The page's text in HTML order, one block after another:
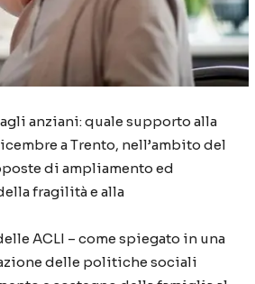
anziani: quale supporto alla
a Trento, nell’ambito del
di ampliamento ed
fragilità e alla
ACLI – come spiegato in una
delle politiche sociali